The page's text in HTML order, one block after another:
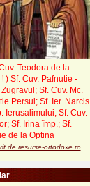
Teodora de la
†) Sf. Cuv. Pafnutie -
; Sf. Cuv. Mc.
Persul; Sf. Ier. Narcis,
Ierusalimului; Sf. Cuv.
Sf. Irina împ.; Sf.
de la Optina
de resurse-ortodoxe.ro